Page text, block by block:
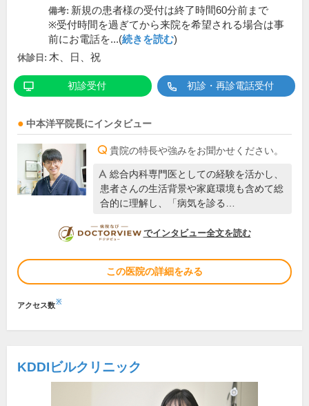
備考: 新規の患者様の受付は終了時間60分前まで
※受付時間を過ぎてから来院を希望される場合は事
前にお電話を...(続きを読む)
休診日: 木、日、祝
初診受付 初診・再診電話受付
中本洋平院長にインタビュー
貴院の特長や強みをお聞かせください。
総合内科専門医としての経験を活かし、
患者さんの生活背景や家庭環境も含めて総
合的に理解し、「病気を診る…
DOCTORVIEW
でインタビュー全文を読む
この医院の詳細をみる
アクセス数※
KDDIビルクリニック